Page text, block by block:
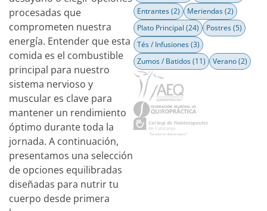
procesadas que
comprometen nuestra
energía. Entender que esta
comida es el combustible
principal para nuestro
sistema nervioso y
muscular es clave para
mantener un rendimiento
óptimo durante toda la
jornada. A continuación,
presentamos una selección
de opciones equilibradas
diseñadas para nutrir tu
cuerpo desde primera
Entrantes(2) Meriendas(2)
Plato Principal (24) Postres(5)
Tés / Infusiones(3)
Zumos / Batidos(11) Verano(2)